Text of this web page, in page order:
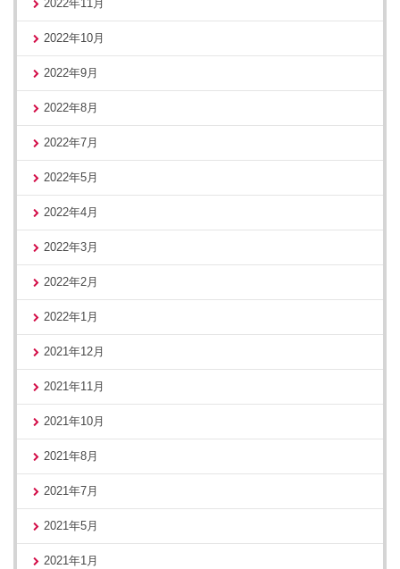
2022年11月
2022年10月
2022年9月
2022年8月
2022年7月
2022年5月
2022年4月
2022年3月
2022年2月
2022年1月
2021年12月
2021年11月
2021年10月
2021年8月
2021年7月
2021年5月
2021年1月